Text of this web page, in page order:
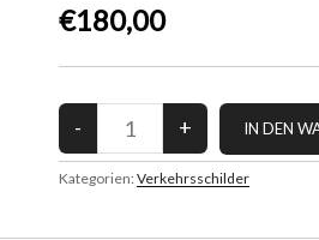
€180,00
Kategorien: Verkehrsschilder